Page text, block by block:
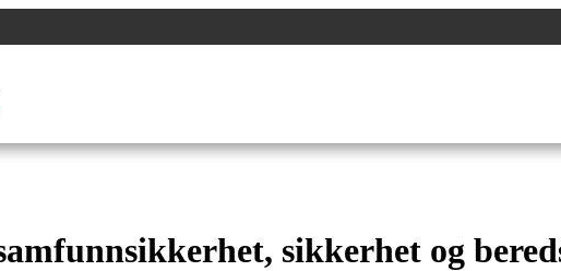
sikkerhet og